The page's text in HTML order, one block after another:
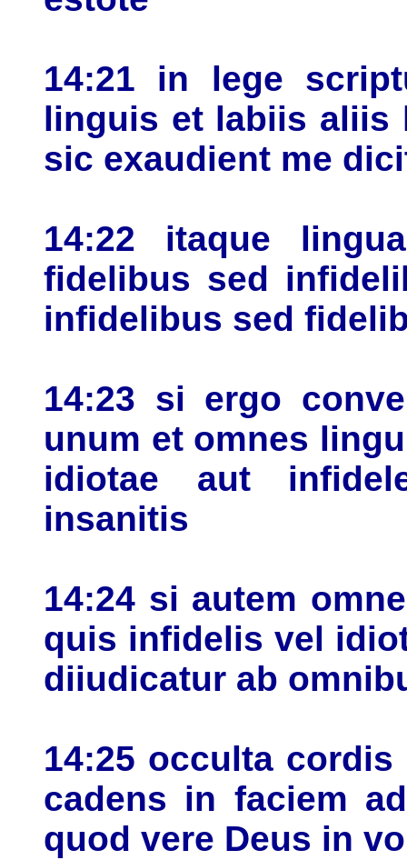
14:21 in lege
linguis et labiis aliis
sic exaudient me
14:22 itaque
fidelibus sed
infidelibus sed
14:23 si ergo
unum et omnes
idiotae aut
insanitis
14:24 si autem
quis infidelis vel
diiudicatur ab
14:25 occulta
cadens in faciem
quod vere Deus in